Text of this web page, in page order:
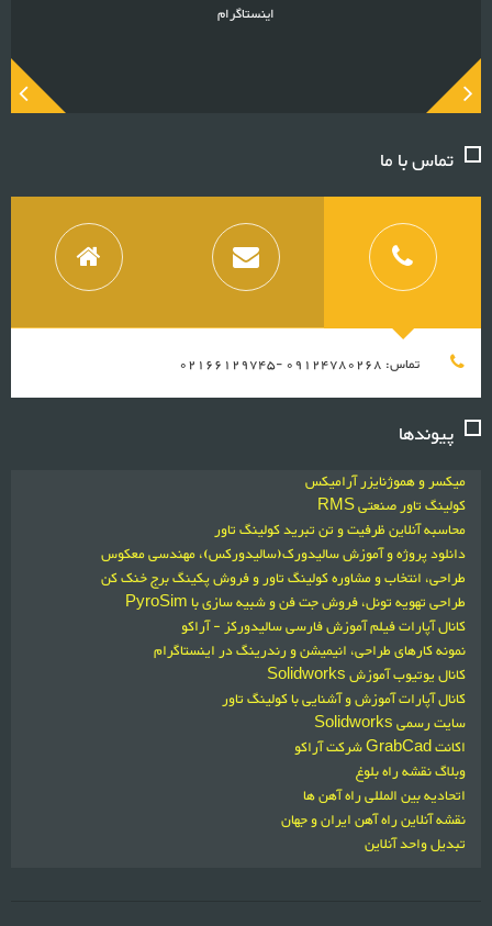
اینستاگرام
تماس با ما
تماس: 09124780268 -02166129745
پیوندها
میکسر و هموژنایزر آرامیکس
کولینگ تاور صنعتی RMS
محاسبه آنلاین ظرفیت و تن تبرید کولینگ تاور
دانلود پروژه و آموزش سالیدورک(سالیدورکس)، مهندسی معکوس
طراحی، انتخاب و مشاوره کولینگ تاور و فروش پکینگ برج خنک کن
طراحی تهویه تونل، فروش جت فن و شبیه سازی با PyroSim
کانال آپارات فیلم آموزش فارسی سالیدورکز - آراکو
نمونه کارهای طراحی، انیمیشن و رندرینگ در اینستاگرام
کانال یوتیوب آموزش Solidworks
کانال آپارات آموزش و آشنایی با کولینگ تاور
سایت رسمی Solidworks
اکانت GrabCad شرکت آراکو
وبلاگ نقشه راه بلوغ
اتحادیه بین المللی راه آهن ها
نقشه آنلاین راه آهن ایران و جهان
تبدیل واحد آنلاین